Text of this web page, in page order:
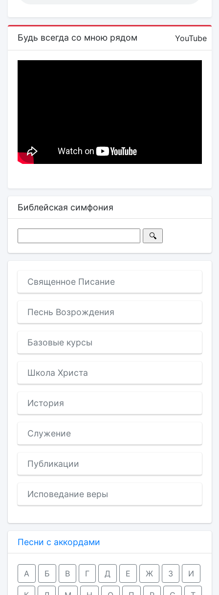
Будь всегда со мною рядом YouTube
Библейская симфония
Священное Писание
Песнь Возрождения
Базовые курсы
Школа Христа
История
Служение
Публикации
Исповедание веры
Песни с аккордами
А Б В Г Д Е Ж З И